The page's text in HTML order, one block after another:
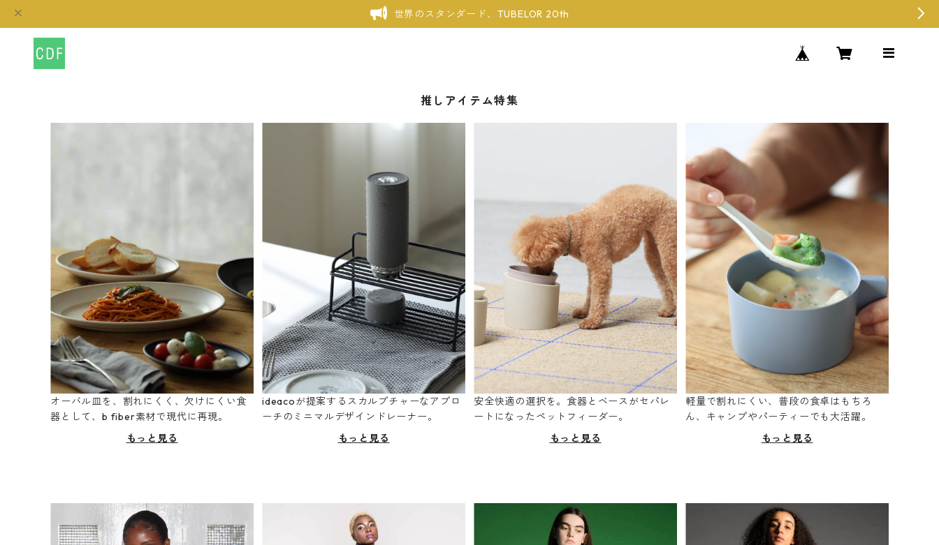
世界のスタンダード、TUBELOR 20th
推しアイテム特集
オーバル皿を、割れにくく、欠けにくい食
器として、b fiber素材で現代に再現。
もっと見る
ideacoが提案するスカルプチャーなアプロ
ーチのミニマルデザインドレーナー。
もっと見る
安全快適の選択を。食器とベースがセパレ
ートになったペットフィーダー。
もっと見る
軽量で割れにくい、普段の食卓はもちろ
ん、キャンプやパーティーでも大活躍。
もっと見る